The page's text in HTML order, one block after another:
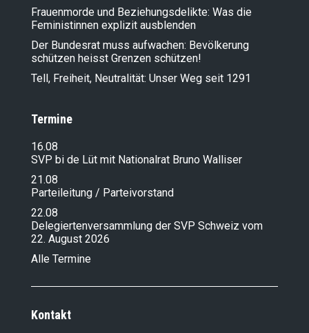
Frauenmorde und Beziehungsdelikte: Was die
Feministinnen explizit ausblenden
Der Bundesrat muss aufwachen: Bevölkerung
schützen heisst Grenzen schützen!
Tell, Freiheit, Neutralität: Unser Weg seit 1291
Termine
16.08
SVP bi de Lüt mit Nationalrat Bruno Walliser
21.08
Parteileitung / Parteivorstand
22.08
Delegiertenversammlung der SVP Schweiz vom
22. August 2026
Alle Termine
Kontakt